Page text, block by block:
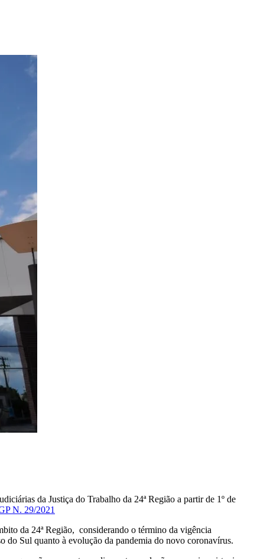
da Justiça do Trabalho da 24ª Região a partir de 1º de
N. 29/2021
da 24ª Região, considerando o término da vigência
do Sul quanto à evolução da pandemia do novo coronavírus.